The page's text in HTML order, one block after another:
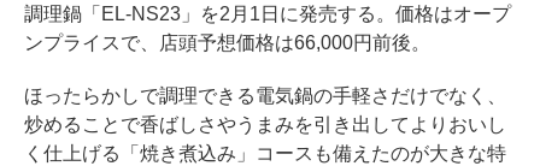
調理鍋「EL-NS23」を2月1日に発売する。価格はオープ
ンプライスで、店頭予想価格は66,000円前後。
ほったらかしで調理できる電気鍋の手軽さだけでなく、
炒めることで香ばしさやうまみを引き出してよりおいし
く仕上げる「焼き煮込み」コースも備えたのが大きな特